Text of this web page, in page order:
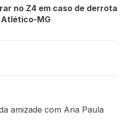
no Z4 em caso de derrota
Atlético-MG
amizade com Ana Paula